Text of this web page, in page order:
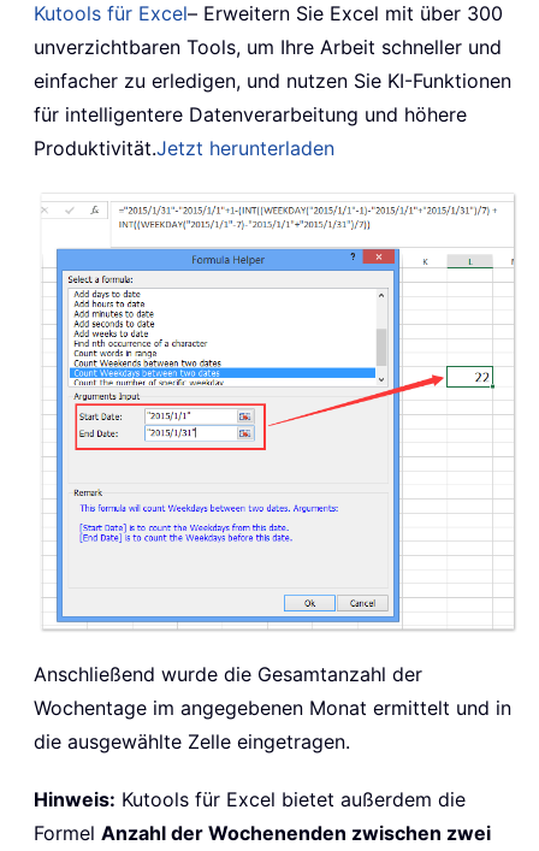
Kutools für Excel– Erweitern Sie Excel mit über 300
unverzichtbaren Tools, um Ihre Arbeit schneller und
einfacher zu erledigen, und nutzen Sie KI-Funktionen
für intelligentere Datenverarbeitung und höhere
Produktivität.Jetzt herunterladen
Anschließend wurde die Gesamtanzahl der
Wochentage im angegebenen Monat ermittelt und in
die ausgewählte Zelle eingetragen.
Hinweis: Kutools für Excel bietet außerdem die
Formel Anzahl der Wochenenden zwischen zwei